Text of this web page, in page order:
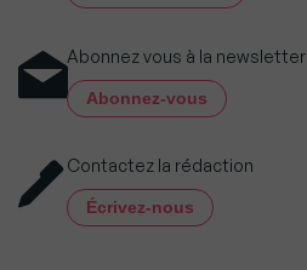
Abonnez vous à la newsletter
Abonnez-vous
Contactez la rédaction
Écrivez-nous